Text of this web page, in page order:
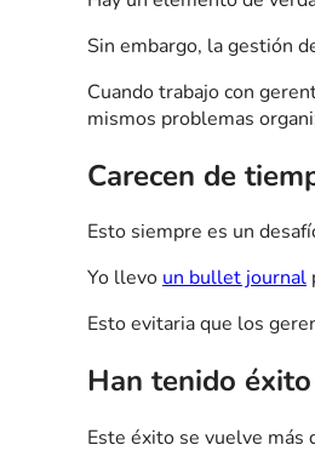
Sin embargo, la gestión
Cuando trabajo con
mismos problemas
Carecen de
Esto siempre es un
Yo llevoun bullet journal
Esto evitaria que los
Han tenido
Este éxito se vuelve más